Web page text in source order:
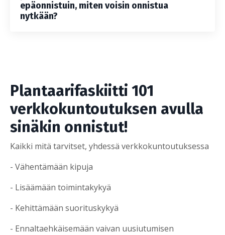
epäonnistuin, miten voisin onnistua
nytkään?
Plantaarifaskiitti 101
verkkokuntoutuksen avulla
sinäkin onnistut!
Kaikki mitä tarvitset, yhdessä verkkokuntoutuksessa
- Vähentämään kipuja
- Lisäämään toimintakykyä
- Kehittämään suorituskykyä
- Ennaltaehkäisemään vaivan uusiutumisen